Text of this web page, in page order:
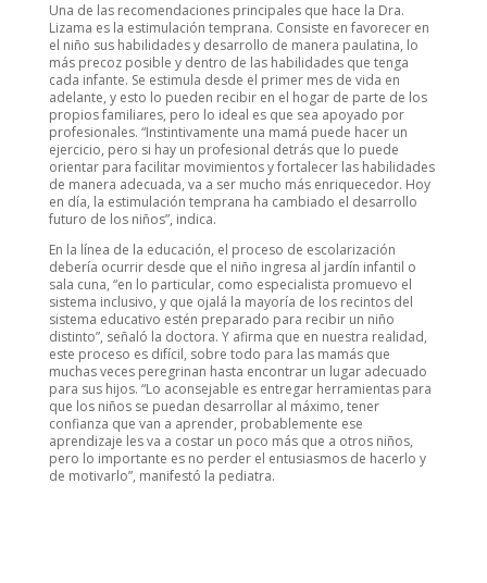
Una de las recomendaciones principales que hace la Dra.
Lizama es la estimulación temprana. Consiste en favorecer en
el niño sus habilidades y desarrollo de manera paulatina, lo
más precoz posible y dentro de las habilidades que tenga
cada infante. Se estimula desde el primer mes de vida en
adelante, y esto lo pueden recibir en el hogar de parte de los
propios familiares, pero lo ideal es que sea apoyado por
profesionales. “Instintivamente una mamá puede hacer un
ejercicio, pero si hay un profesional detrás que lo puede
orientar para facilitar movimientos y fortalecer las habilidades
de manera adecuada, va a ser mucho más enriquecedor. Hoy
en día, la estimulación temprana ha cambiado el desarrollo
futuro de los niños”, indica.
En la línea de la educación, el proceso de escolarización
debería ocurrir desde que el niño ingresa al jardín infantil o
sala cuna, “en lo particular, como especialista promuevo el
sistema inclusivo, y que ojalá la mayoría de los recintos del
sistema educativo estén preparado para recibir un niño
distinto”, señaló la doctora. Y afirma que en nuestra realidad,
este proceso es difícil, sobre todo para las mamás que
muchas veces peregrinan hasta encontrar un lugar adecuado
para sus hijos. “Lo aconsejable es entregar herramientas para
que los niños se puedan desarrollar al máximo, tener
confianza que van a aprender, probablemente ese
aprendizaje les va a costar un poco más que a otros niños,
pero lo importante es no perder el entusiasmos de hacerlo y
de motivarlo”, manifestó la pediatra.